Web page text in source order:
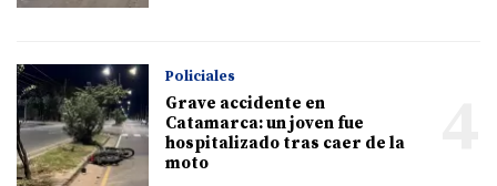
Policiales
Grave accidente en
Catamarca: un joven fue
hospitalizado tras caer de la
moto